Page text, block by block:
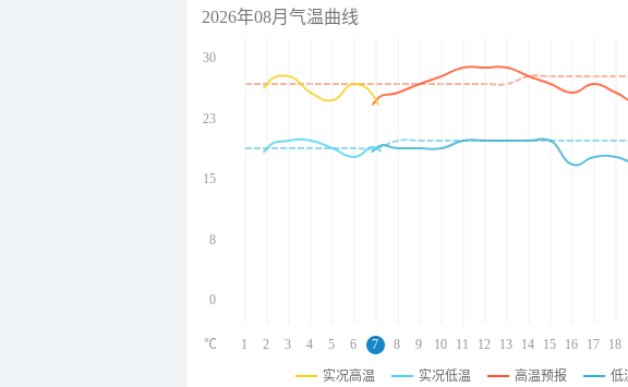
2026年08月气温曲线
30
23
15
8
0
1 2 3 4 5 6 7 8 9 10 11 12 13 14 15 16 17 18
℃
实况高温 实况低温 高温预报 低